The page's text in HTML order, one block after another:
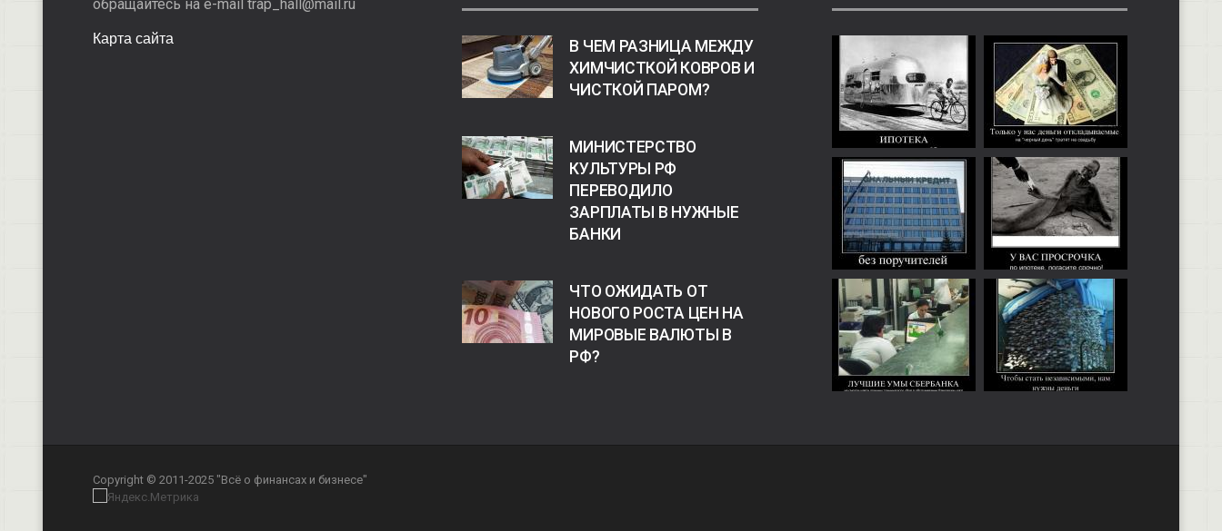
обращайтесь на e-mail trap_hall@mail.ru
Карта сайта
В ЧЕМ РАЗНИЦА МЕЖДУ
ХИМЧИСТКОЙ КОВРОВ И
ЧИСТКОЙ ПАРОМ?
МИНИСТЕРСТВО
КУЛЬТУРЫ РФ
ПЕРЕВОДИЛО
ЗАРПЛАТЫ В НУЖНЫЕ
БАНКИ
ЧТО ОЖИДАТЬ ОТ
НОВОГО РОСТА ЦЕН НА
МИРОВЫЕ ВАЛЮТЫ В
РФ?
Copyright © 2011-2025 "Всё о финансах и бизнесе"